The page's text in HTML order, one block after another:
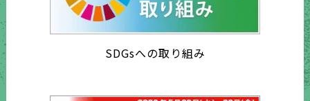
SDGsへの取り組み